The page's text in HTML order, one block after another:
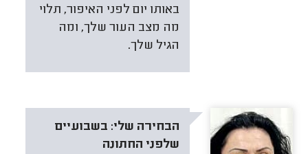
באותו יום לפני האיפור, תלוי
מה מצב העור שלך, ומה
הגיל שלך.
הבחירה שלי: בשבועיים
שלפני החתונה